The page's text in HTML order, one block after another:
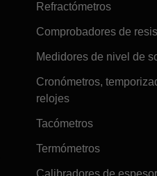
Refractómetros
Comprobadores de
Medidores de nivel de
Cronómetros,
relojes
Tacómetros
Termómetros